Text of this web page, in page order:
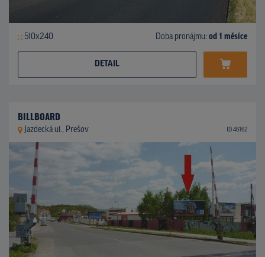
510x240 Doba pronájmu: od 1 měsíce
DETAIL
BILLBOARD
Jazdecká ul., Prešov ID 46162